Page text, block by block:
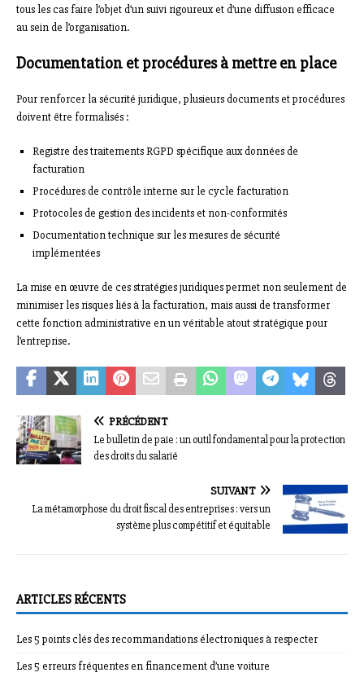
tous les cas faire l’objet d’un suivi rigoureux et d’une diffusion efficace
au sein de l’organisation.
Documentation et procédures à mettre en place
Pour renforcer la sécurité juridique, plusieurs documents et procédures
doivent être formalisés :
Registre des traitements RGPD spécifique aux données de
facturation
Procédures de contrôle interne sur le cycle facturation
Protocoles de gestion des incidents et non-conformités
Documentation technique sur les mesures de sécurité
implémentées
La mise en œuvre de ces stratégies juridiques permet non seulement de
minimiser les risques liés à la facturation, mais aussi de transformer
cette fonction administrative en un véritable atout stratégique pour
l’entreprise.
PRÉCÉDENT
Le bulletin de paie : un outil fondamental pour la protection
des droits du salarié
SUIVANT
La métamorphose du droit fiscal des entreprises : vers un
système plus compétitif et équitable
ARTICLES RÉCENTS
Les 5 points clés des recommandations électroniques à respecter
Les 5 erreurs fréquentes en financement d’une voiture